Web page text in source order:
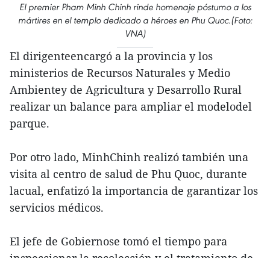
El premier Pham Minh Chinh rinde homenaje póstumo a los
mártires en el templo dedicado a héroes en Phu Quoc.(Foto:
VNA)
El dirigenteencargó a la provincia y los
ministerios de Recursos Naturales y Medio
Ambientey de Agricultura y Desarrollo Rural
realizar un balance para ampliar el modelodel
parque.
Por otro lado, MinhChinh realizó también una
visita al centro de salud de Phu Quoc, durante
lacual, enfatizó la importancia de garantizar los
servicios médicos.
El jefe de Gobiernose tomó el tiempo para